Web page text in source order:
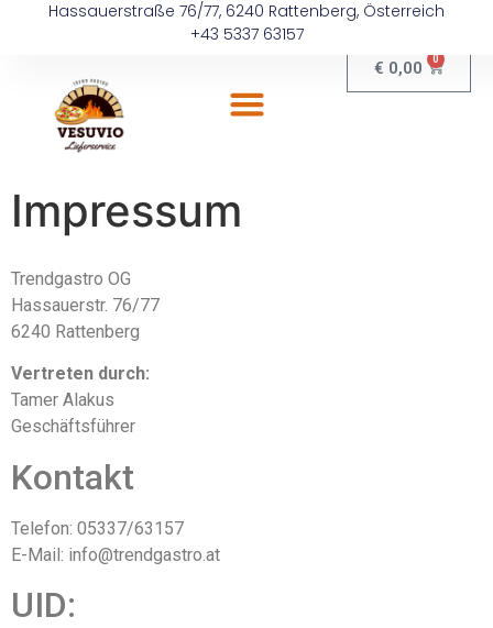
Hassauerstraße 76/77, 6240 Rattenberg, Österreich
+43 5337 63157
€ 0,00 0
Impressum
Trendgastro OG
Hassauerstr. 76/77
6240 Rattenberg
Vertreten durch:
Tamer Alakus
Geschäftsführer
Kontakt
Telefon: 05337/63157
E-Mail: info@trendgastro.at
UID: